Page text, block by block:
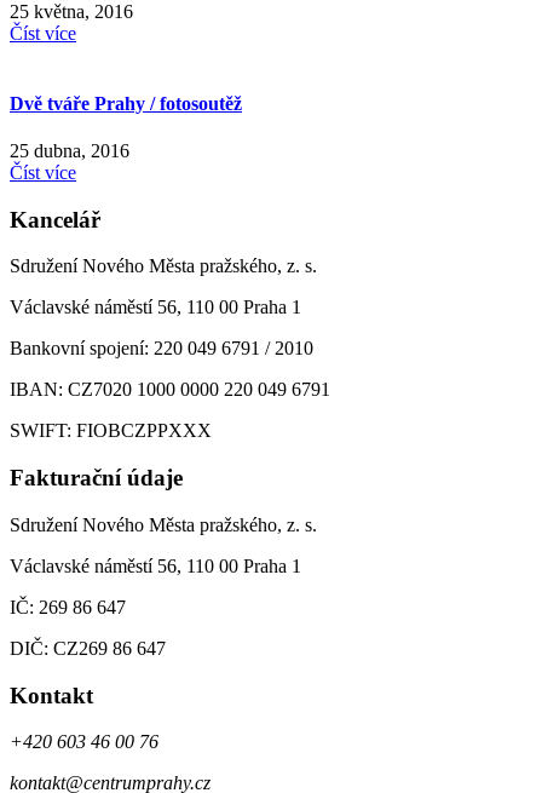
25 května, 2016
Číst více
Dvě tváře Prahy / fotosoutěž
25 dubna, 2016
Číst více
Kancelář
Sdružení Nového Města pražského, z. s.
Václavské náměstí 56, 110 00 Praha 1
Bankovní spojení: 220 049 6791 / 2010
IBAN: CZ7020 1000 0000 220 049 6791
SWIFT: FIOBCZPPXXX
Fakturační údaje
Sdružení Nového Města pražského, z. s.
Václavské náměstí 56, 110 00 Praha 1
IČ: 269 86 647
DIČ: CZ269 86 647
Kontakt
+420 603 46 00 76
kontakt@centrumprahy.cz